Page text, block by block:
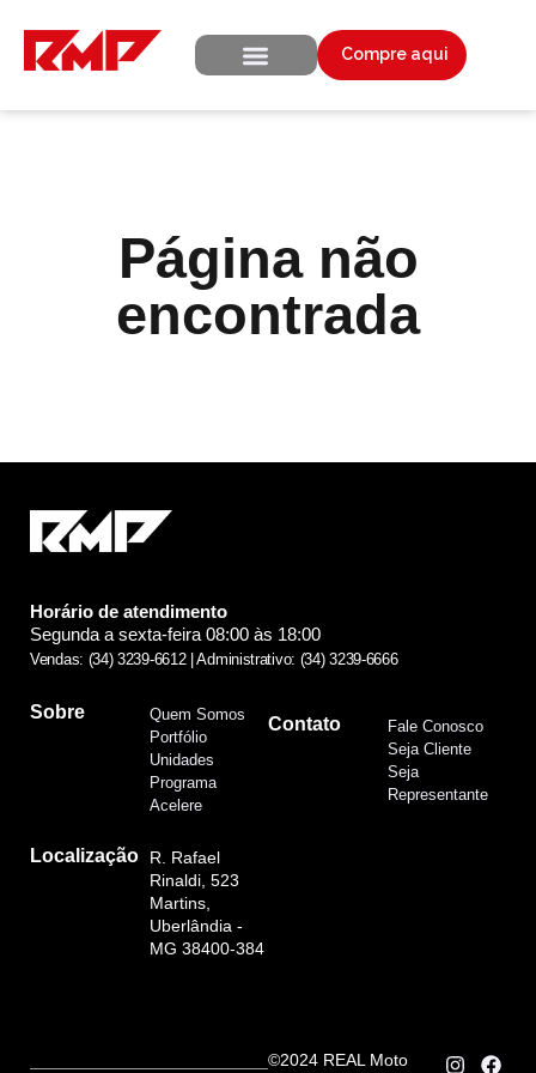
Compre aqui
Página não
encontrada
Horário de atendimento
Segunda a sexta-feira 08:00 às 18:00
Vendas: (34) 3239-6612 | Administrativo: (34) 3239-6666
Sobre
Quem Somos
Portfólio
Unidades
Programa
Acelere
Contato
Fale Conosco
Seja Cliente
Seja
Representante
Localização
R. Rafael
Rinaldi, 523
Martins,
Uberlândia -
MG 38400-384
©2024 REAL Moto